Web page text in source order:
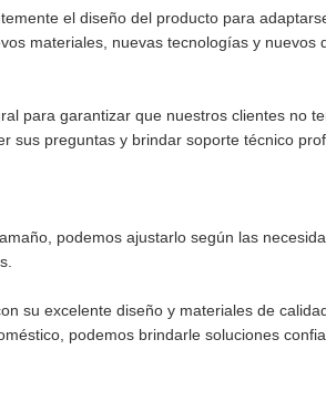
el diseño del producto para
materiales, nuevas tecnologías y nuevos
para garantizar que nuestros clientes no
preguntas y brindar soporte técnico
podemos ajustarlo según las
su excelente diseño y materiales de
podemos brindarle soluciones